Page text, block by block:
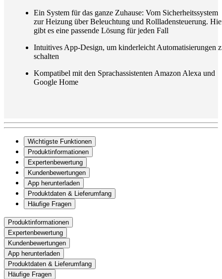
Ein System für das ganze Zuhause: Vom Sicherheitssystem
zur Heizung über Beleuchtung und Rollladensteuerung.
gibt es eine passende Lösung für jeden Fall
Intuitives App-Design, um kinderleicht Automatisierungen
schalten
Kompatibel mit den Sprachassistenten Amazon Alexa und
Google Home
Wichtigste Funktionen
Produktinformationen
Expertenbewertung
Kundenbewertungen
App herunterladen
Produktdaten & Lieferumfang
Häufige Fragen
Produktinformationen
Expertenbewertung
Kundenbewertungen
App herunterladen
Produktdaten & Lieferumfang
Häufige Fragen